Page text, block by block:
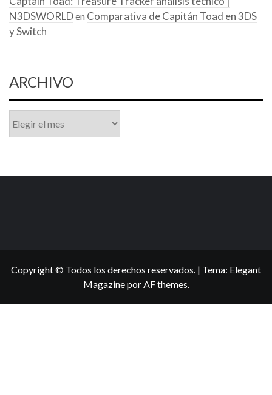
N3DSWORLDen Comparativa de Capitán Toad en 3DS
y Switch
ARCHIVO
Copyright © Todos los derechos reservados. | Tema: Elegant
Magazinepor AF themes